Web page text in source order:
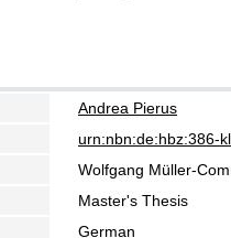
Andrea Pierus
urn:nbn:de:hbz:386-
Wolfgang Müller-
Master's Thesis
German